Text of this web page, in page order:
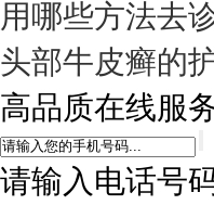
用哪些方法去
头部牛皮癣的
高品质在线服
请输入电话号